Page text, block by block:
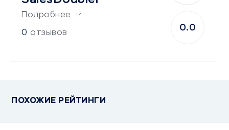
Подробнее
0 отзывов
0.0
ПОХОЖИЕ РЕЙТИНГИ